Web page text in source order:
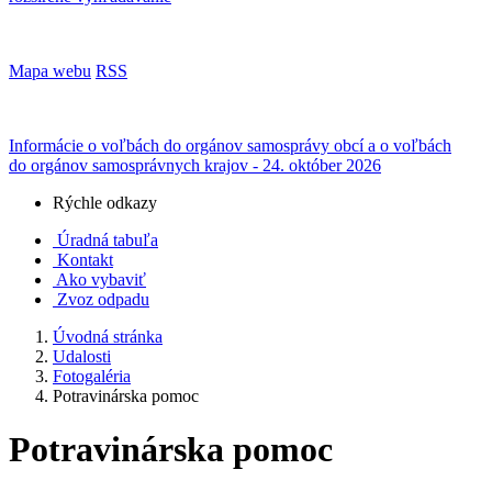
Mapa webu RSS
Informácie o voľbách do orgánov samosprávy obcí a o voľbách
do orgánov samosprávnych krajov - 24. október 2026
Rýchle odkazy
Úradná tabuľa
Kontakt
Ako vybaviť
Zvoz odpadu
Úvodná stránka
Udalosti
Fotogaléria
Potravinárska pomoc
Potravinárska pomoc